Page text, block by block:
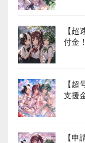
【
付金
【
支援
【